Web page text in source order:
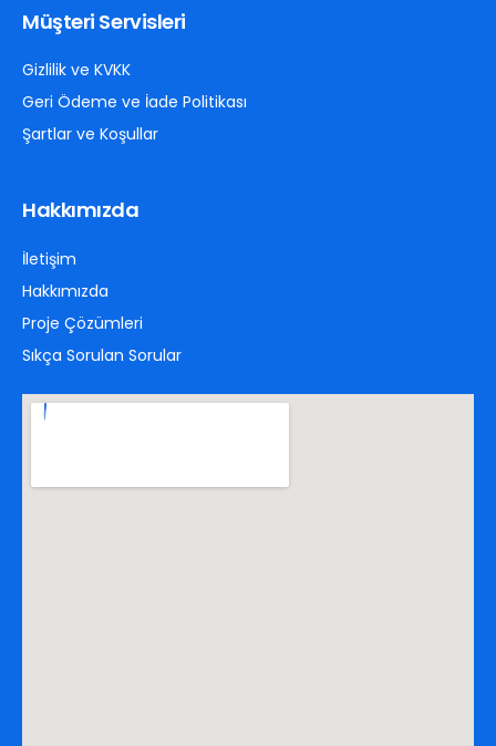
Müşteri Servisleri
Gizlilik ve KVKK
Geri Ödeme ve İade Politikası
Şartlar ve Koşullar
Hakkımızda
İletişim
Hakkımızda
Proje Çözümleri
Sıkça Sorulan Sorular